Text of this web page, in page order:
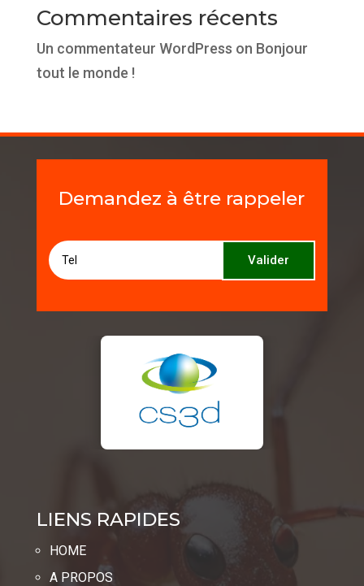
Commentaires récents
Un commentateur WordPress on Bonjour
tout le monde !
Demandez à être rappeler
Valider
LIENS RAPIDES
HOME
A PROPOS